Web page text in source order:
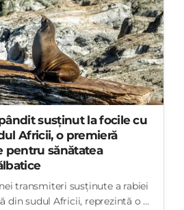
susținut la focile cu
Africii, o premieră
pentru sănătatea
transmiteri susținute a rabiei
din sudul Africii, reprezintă o ...